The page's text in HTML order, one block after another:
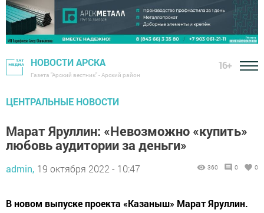
НОВОСТИ АРСКА
Газета "Арский вестник" - Арский район
16+
ЦЕНТРАЛЬНЫЕ НОВОСТИ
Марат Яруллин: «Невозможно «купить»
любовь аудитории за деньги»
admin, 19 октября 2022 - 10:47 360 0 0
В новом выпуске проекта «Казаныш» Марат Яруллин.